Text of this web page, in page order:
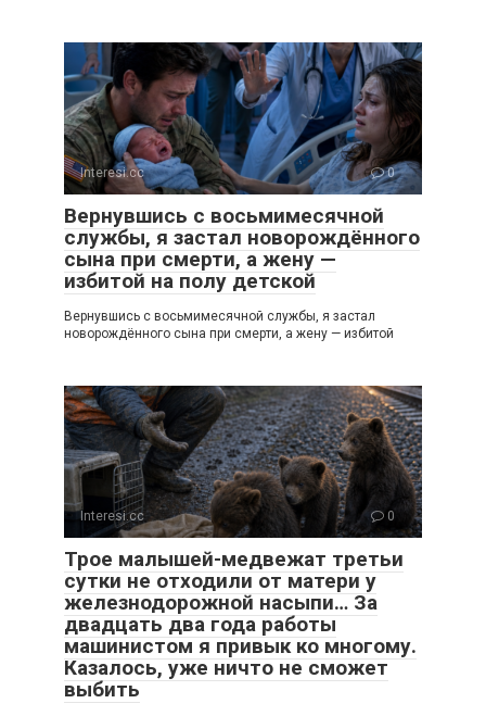
Interesi.cc 0
Вернувшись с восьмимесячной
службы, я застал новорождённого
сына при смерти, а жену —
избитой на полу детской
Вернувшись с восьмимесячной службы, я застал
новорождённого сына при смерти, а жену — избитой
Interesi.cc 0
Трое малышей-медвежат третьи
сутки не отходили от матери у
железнодорожной насыпи… За
двадцать два года работы
машинистом я привык ко многому.
Казалось, уже ничто не сможет
выбить